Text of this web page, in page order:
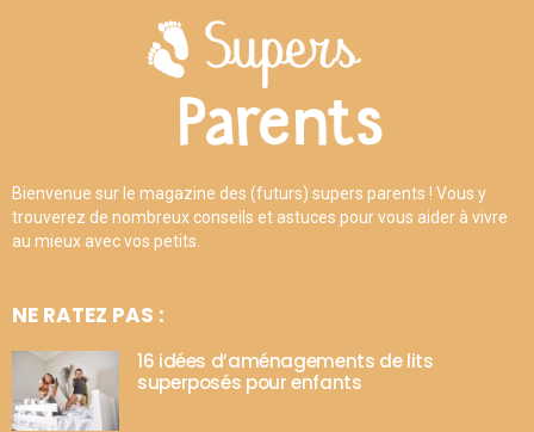
Bienvenue sur le magazine des (futurs) supers parents ! Vous y
trouverez de nombreux conseils et astuces pour vous aider à vivre
au mieux avec vos petits.
NE RATEZ PAS :
16 idées d’aménagements de lits
superposés pour enfants